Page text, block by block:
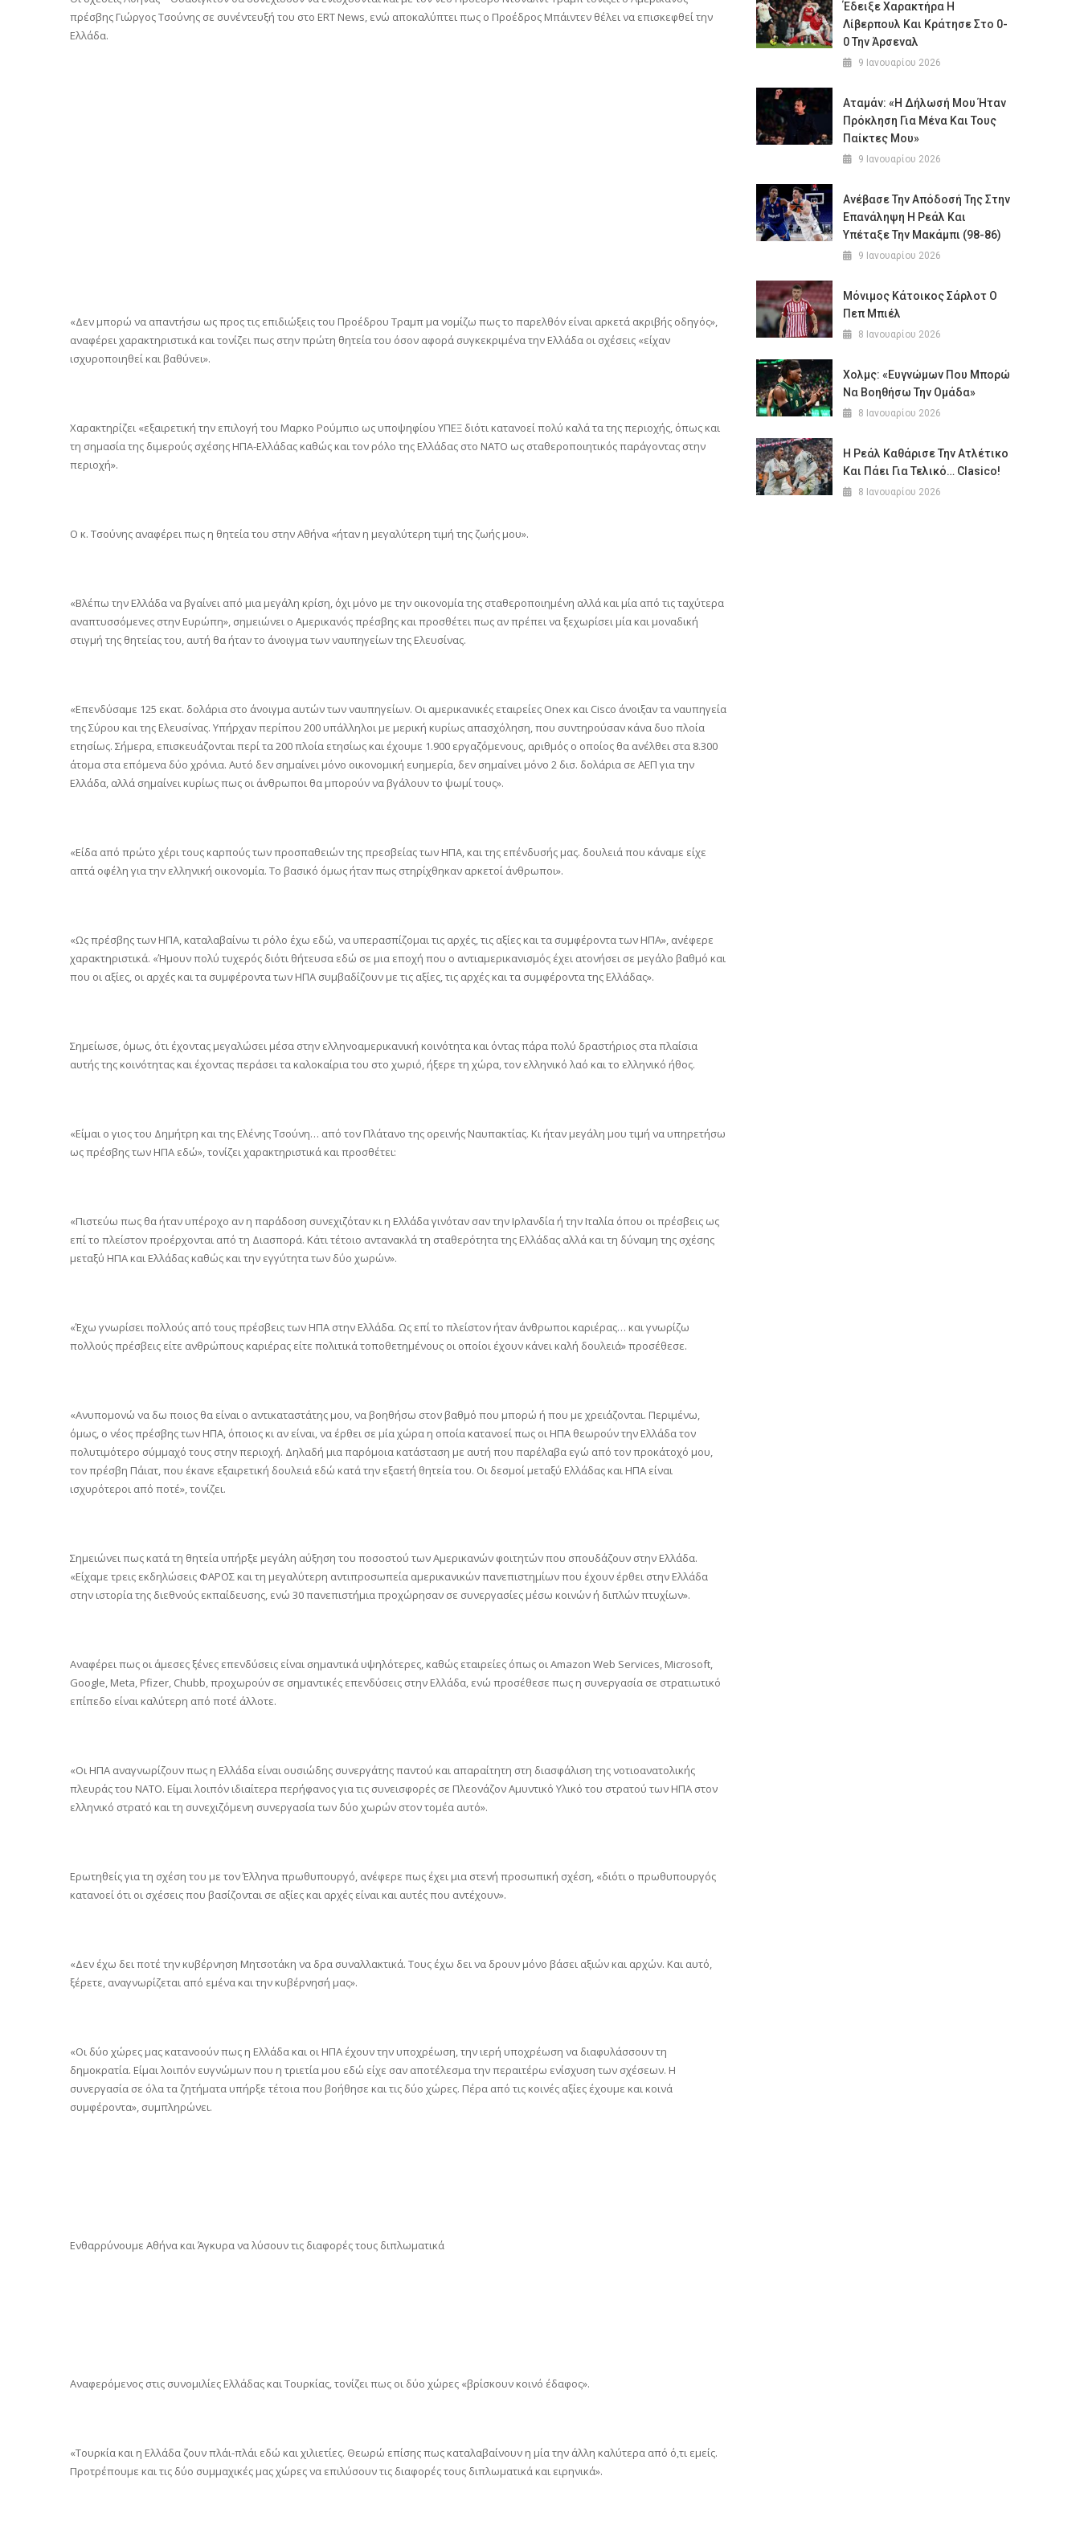
πρέσβης Γιώργος Τσούνης σε συνέντευξή του στο ERT News, ενώ αποκαλύπτει πως ο Προέδρος Μπάιντεν θέλει να επισκεφθεί την
Ελλάδα.
«Δεν μπορώ να απαντήσω ως προς τις επιδιώξεις του Προέδρου Τραμπ μα νομίζω πως το παρελθόν είναι αρκετά ακριβής οδηγός»,
αναφέρει χαρακτηριστικά και τονίζει πως στην πρώτη θητεία του όσον αφορά συγκεκριμένα την Ελλάδα οι σχέσεις «είχαν
ισχυροποιηθεί και βαθύνει».
Χαρακτηρίζει «εξαιρετική την επιλογή του Μαρκο Ρούμπιο ως υποψηφίου ΥΠΕΞ διότι κατανοεί πολύ καλά τα της περιοχής, όπως και
τη σημασία της διμερούς σχέσης ΗΠΑ-Ελλάδας καθώς και τον ρόλο της Ελλάδας στο ΝΑΤΟ ως σταθεροποιητικός παράγοντας στην
περιοχή».
Ο κ. Τσούνης αναφέρει πως η θητεία του στην Αθήνα «ήταν η μεγαλύτερη τιμή της ζωής μου».
«Βλέπω την Ελλάδα να βγαίνει από μια μεγάλη κρίση, όχι μόνο με την οικονομία της σταθεροποιημένη αλλά και μία από τις ταχύτερα
αναπτυσσόμενες στην Ευρώπη», σημειώνει ο Αμερικανός πρέσβης και προσθέτει πως αν πρέπει να ξεχωρίσει μία και μοναδική
στιγμή της θητείας του, αυτή θα ήταν το άνοιγμα των ναυπηγείων της Ελευσίνας.
«Επενδύσαμε 125 εκατ. δολάρια στο άνοιγμα αυτών των ναυπηγείων. Οι αμερικανικές εταιρείες Onex και Cisco άνοιξαν τα ναυπηγεία
της Σύρου και της Ελευσίνας. Υπήρχαν περίπου 200 υπάλληλοι με μερική κυρίως απασχόληση, που συντηρούσαν κάνα δυο πλοία
ετησίως. Σήμερα, επισκευάζονται περί τα 200 πλοία ετησίως και έχουμε 1.900 εργαζόμενους, αριθμός ο οποίος θα ανέλθει στα 8.300
άτομα στα επόμενα δύο χρόνια. Αυτό δεν σημαίνει μόνο οικονομική ευημερία, δεν σημαίνει μόνο 2 δισ. δολάρια σε ΑΕΠ για την
Ελλάδα, αλλά σημαίνει κυρίως πως οι άνθρωποι θα μπορούν να βγάλουν το ψωμί τους».
«Είδα από πρώτο χέρι τους καρπούς των προσπαθειών της πρεσβείας των ΗΠΑ, και της επένδυσής μας. δουλειά που κάναμε είχε
απτά οφέλη για την ελληνική οικονομία. Το βασικό όμως ήταν πως στηρίχθηκαν αρκετοί άνθρωποι».
«Ως πρέσβης των ΗΠΑ, καταλαβαίνω τι ρόλο έχω εδώ, να υπερασπίζομαι τις αρχές, τις αξίες και τα συμφέροντα των ΗΠΑ», ανέφερε
χαρακτηριστικά. «Ήμουν πολύ τυχερός διότι θήτευσα εδώ σε μια εποχή που ο αντιαμερικανισμός έχει ατονήσει σε μεγάλο βαθμό και
που οι αξίες, οι αρχές και τα συμφέροντα των ΗΠΑ συμβαδίζουν με τις αξίες, τις αρχές και τα συμφέροντα της Ελλάδας».
Σημείωσε, όμως, ότι έχοντας μεγαλώσει μέσα στην ελληνοαμερικανική κοινότητα και όντας πάρα πολύ δραστήριος στα πλαίσια
αυτής της κοινότητας και έχοντας περάσει τα καλοκαίρια του στο χωριό, ήξερε τη χώρα, τον ελληνικό λαό και το ελληνικό ήθος.
«Είμαι ο γιος του Δημήτρη και της Ελένης Τσούνη… από τον Πλάτανο της ορεινής Ναυπακτίας. Κι ήταν μεγάλη μου τιμή να υπηρετήσω
ως πρέσβης των ΗΠΑ εδώ», τονίζει χαρακτηριστικά και προσθέτει:
«Πιστεύω πως θα ήταν υπέροχο αν η παράδοση συνεχιζόταν κι η Ελλάδα γινόταν σαν την Ιρλανδία ή την Ιταλία όπου οι πρέσβεις ως
επί το πλείστον προέρχονται από τη Διασπορά. Κάτι τέτοιο αντανακλά τη σταθερότητα της Ελλάδας αλλά και τη δύναμη της σχέσης
μεταξύ ΗΠΑ και Ελλάδας καθώς και την εγγύτητα των δύο χωρών».
«Έχω γνωρίσει πολλούς από τους πρέσβεις των ΗΠΑ στην Ελλάδα. Ως επί το πλείστον ήταν άνθρωποι καριέρας… και γνωρίζω
πολλούς πρέσβεις είτε ανθρώπους καριέρας είτε πολιτικά τοποθετημένους οι οποίοι έχουν κάνει καλή δουλειά» προσέθεσε.
«Ανυπομονώ να δω ποιος θα είναι ο αντικαταστάτης μου, να βοηθήσω στον βαθμό που μπορώ ή που με χρειάζονται. Περιμένω,
όμως, ο νέος πρέσβης των ΗΠΑ, όποιος κι αν είναι, να έρθει σε μία χώρα η οποία κατανοεί πως οι ΗΠΑ θεωρούν την Ελλάδα τον
πολυτιμότερο σύμμαχό τους στην περιοχή. Δηλαδή μια παρόμοια κατάσταση με αυτή που παρέλαβα εγώ από τον προκάτοχό μου,
τον πρέσβη Πάιατ, που έκανε εξαιρετική δουλειά εδώ κατά την εξαετή θητεία του. Οι δεσμοί μεταξύ Ελλάδας και ΗΠΑ είναι
ισχυρότεροι από ποτέ», τονίζει.
Σημειώνει πως κατά τη θητεία υπήρξε μεγάλη αύξηση του ποσοστού των Αμερικανών φοιτητών που σπουδάζουν στην Ελλάδα.
«Είχαμε τρεις εκδηλώσεις ΦΑΡΟΣ και τη μεγαλύτερη αντιπροσωπεία αμερικανικών πανεπιστημίων που έχουν έρθει στην Ελλάδα
στην ιστορία της διεθνούς εκπαίδευσης, ενώ 30 πανεπιστήμια προχώρησαν σε συνεργασίες μέσω κοινών ή διπλών πτυχίων».
Αναφέρει πως οι άμεσες ξένες επενδύσεις είναι σημαντικά υψηλότερες, καθώς εταιρείες όπως οι Amazon Web Services, Microsoft,
Google, Μeta, Pfizer, Chubb, προχωρούν σε σημαντικές επενδύσεις στην Ελλάδα, ενώ προσέθεσε πως η συνεργασία σε στρατιωτικό
επίπεδο είναι καλύτερη από ποτέ άλλοτε.
«Οι ΗΠΑ αναγνωρίζουν πως η Ελλάδα είναι ουσιώδης συνεργάτης παντού και απαραίτητη στη διασφάλιση της νοτιοανατολικής
πλευράς του ΝΑΤΟ. Είμαι λοιπόν ιδιαίτερα περήφανος για τις συνεισφορές σε Πλεονάζον Αμυντικό Υλικό του στρατού των ΗΠΑ στον
ελληνικό στρατό και τη συνεχιζόμενη συνεργασία των δύο χωρών στον τομέα αυτό».
Ερωτηθείς για τη σχέση του με τον Έλληνα πρωθυπουργό, ανέφερε πως έχει μια στενή προσωπική σχέση, «διότι ο πρωθυπουργός
κατανοεί ότι οι σχέσεις που βασίζονται σε αξίες και αρχές είναι και αυτές που αντέχουν».
«Δεν έχω δει ποτέ την κυβέρνηση Μητσοτάκη να δρα συναλλακτικά. Τους έχω δει να δρουν μόνο βάσει αξιών και αρχών. Και αυτό,
ξέρετε, αναγνωρίζεται από εμένα και την κυβέρνησή μας».
«Οι δύο χώρες μας κατανοούν πως η Ελλάδα και οι ΗΠΑ έχουν την υποχρέωση, την ιερή υποχρέωση να διαφυλάσσουν τη
δημοκρατία. Είμαι λοιπόν ευγνώμων που η τριετία μου εδώ είχε σαν αποτέλεσμα την περαιτέρω ενίσχυση των σχέσεων. Η
συνεργασία σε όλα τα ζητήματα υπήρξε τέτοια που βοήθησε και τις δύο χώρες. Πέρα από τις κοινές αξίες έχουμε και κοινά
συμφέροντα», συμπληρώνει.
Ενθαρρύνουμε Αθήνα και Άγκυρα να λύσουν τις διαφορές τους διπλωματικά
Αναφερόμενος στις συνομιλίες Ελλάδας και Τουρκίας, τονίζει πως οι δύο χώρες «βρίσκουν κοινό έδαφος».
«Τουρκία και η Ελλάδα ζουν πλάι-πλάι εδώ και χιλιετίες. Θεωρώ επίσης πως καταλαβαίνουν η μία την άλλη καλύτερα από ό,τι εμείς.
Προτρέπουμε και τις δύο συμμαχικές μας χώρες να επιλύσουν τις διαφορές τους διπλωματικά και ειρηνικά».
Έδειξε Χαρακτήρα Η
Λίβερπουλ Και Κράτησε Στο 0-
0 Την Άρσεναλ
9 Ιανουαρίου 2026
Αταμάν: «Η Δήλωσή Μου Ήταν
Πρόκληση Για Μένα Και Τους
Παίκτες Μου»
9 Ιανουαρίου 2026
Ανέβασε Την Απόδοσή Της Στην
Επανάληψη Η Ρεάλ Και
Υπέταξε Την Μακάμπι (98-86)
9 Ιανουαρίου 2026
Μόνιμος Κάτοικος Σάρλοτ Ο
Πεπ Μπιέλ
8 Ιανουαρίου 2026
Χολμς: «Ευγνώμων Που Μπορώ
Να Βοηθήσω Την Ομάδα»
8 Ιανουαρίου 2026
Η Ρεάλ Καθάρισε Την Ατλέτικο
Και Πάει Για Τελικό… Clasico!
8 Ιανουαρίου 2026